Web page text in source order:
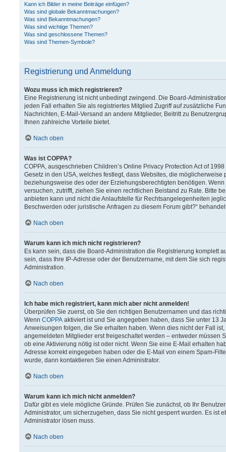
Kann ich Bilder in meine Beiträge einfügen?
Was sind globale Bekanntmachungen?
Was sind Bekanntmachungen?
Was sind wichtige Themen?
Was sind geschlossene Themen?
Was sind Themen-Symbole?
Registrierung und Anmeldung
Wozu muss ich mich registrieren?
Eine Registrierung ist nicht unbedingt zwingend. Die Board-
jeden Fall erhalten Sie als registriertes Mitglied Zugriff auf zusätzliche
Nachrichten, E-Mail-Versand an andere Mitglieder, Beitritt zu
Ihnen zahlreiche Vorteile bietet.
Nach oben
Was ist COPPA?
COPPA, ausgeschrieben Children’s Online Privacy Protection Act of
Gesetz in den USA, welches festlegt, dass Websites, die
beziehungsweise des oder der Erziehungsberechtigten benötigen.
versuchen, zutrifft, ziehen Sie einen rechtlichen Beistand zu Rate. Bitte
anbieten kann und nicht die Anlaufstelle für Rechtsangelegenheiten
Beschwerden oder juristische Anfragen zu diesem Forum gibt?“
Nach oben
Warum kann ich mich nicht registrieren?
Es kann sein, dass die Board-Administration die Registrierung komplett
sein, dass Ihre IP-Adresse oder der Benutzername, mit dem Sie sich
Administration.
Nach oben
Ich habe mich registriert, kann mich aber nicht anmelden!
Überprüfen Sie zuerst, ob Sie den richtigen Benutzernamen und das
Wenn COPPA aktiviert ist und Sie angegeben haben, dass Sie unter 13
Anweisungen folgen, die Sie erhalten haben. Wenn dies nicht der Fall
angemeldeten Mitglieder erst freigeschaltet werden – entweder müssen
ob eine Aktivierung nötig ist oder nicht. Wenn Sie eine E-Mail erhalten
Adresse korrekt eingegeben haben oder die E-Mail von einem Spam-
wurde, dann kontaktieren Sie einen Administrator.
Nach oben
Warum kann ich mich nicht anmelden?
Dafür gibt es viele mögliche Gründe. Prüfen Sie zunächst, ob Ihr
Administrator, um sicherzugehen, dass Sie nicht gesperrt wurden. Es
Administrator lösen muss.
Nach oben